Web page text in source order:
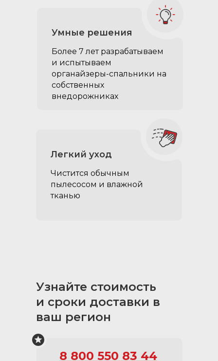
Такелажные петли‎:
с помощью такелажных
резинок или сетки
в комплект входит 4 штуки
Умные решения
Легкий уход
Более 7 лет разрабатываем
и испытываем
органайзеры-спальники на
собственных
внедорожниках
Чистится обычным
пылесосом и влажной
тканью
8 800 550 83 44
Узнайте стоимость
и сроки доставки в
ваш регион